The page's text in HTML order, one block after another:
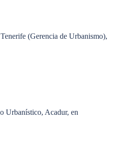
(Gerencia de Urbanismo),
Urbanístico, Acadur, en